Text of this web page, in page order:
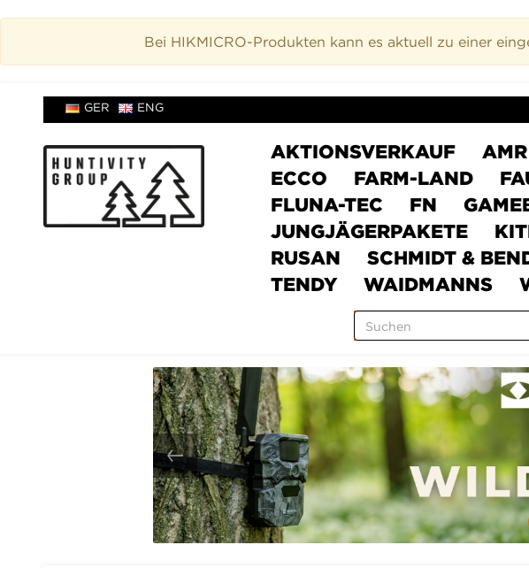
Bei HIKMICRO-Produkten kann es aktuell zu einer
GER ENG
AKTIONSVERKAUF AMR
ECCO
FARM-LAND
FLUNA-TEC
FN
JUNGJÄGERPAKETE
RUSAN
SCHMIDT &
TENDY
WAIDMANNS